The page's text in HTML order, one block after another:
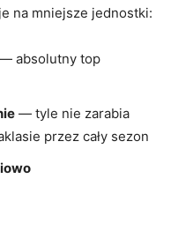
na mniejsze jednostki:
— absolutny top
— tyle nie zarabia
przez cały sezon